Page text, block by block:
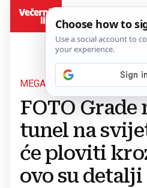
MEGAPROJEKT
FOTO
tunel na
će ploviti
ovo su detalji